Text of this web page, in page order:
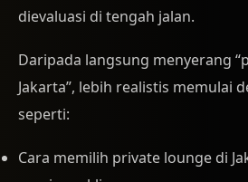
dievaluasi di tengah jalan.
Daripada langsung menyerang
Jakarta”, lebih realistis memulai
seperti:
Cara memilih private lounge di